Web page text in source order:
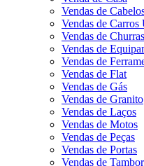
Vendas de
Vendas de Carros
Vendas de
Vendas de
Vendas de
Vendas de Flat
Vendas de Gás
Vendas de Granito
Vendas de Laços
Vendas de Motos
Vendas de Peças
Vendas de Portas
Vendas de